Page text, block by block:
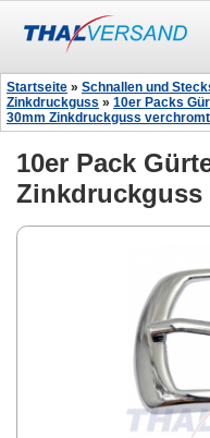
Startseite » Schnallen und
Zinkdruckguss » 10er Packs
30mm Zinkdruckguss verchromt
10er Pack
Zinkdruckguss